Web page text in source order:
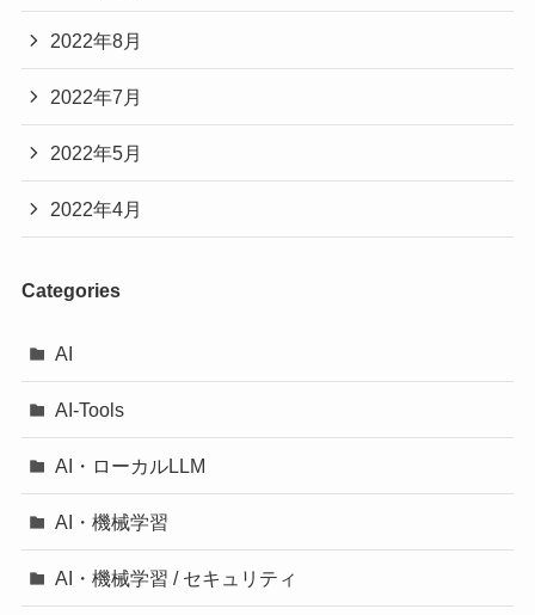
2022年8月
2022年7月
2022年5月
2022年4月
Categories
AI
AI-Tools
AI・ローカルLLM
AI・機械学習
AI・機械学習 / セキュリティ